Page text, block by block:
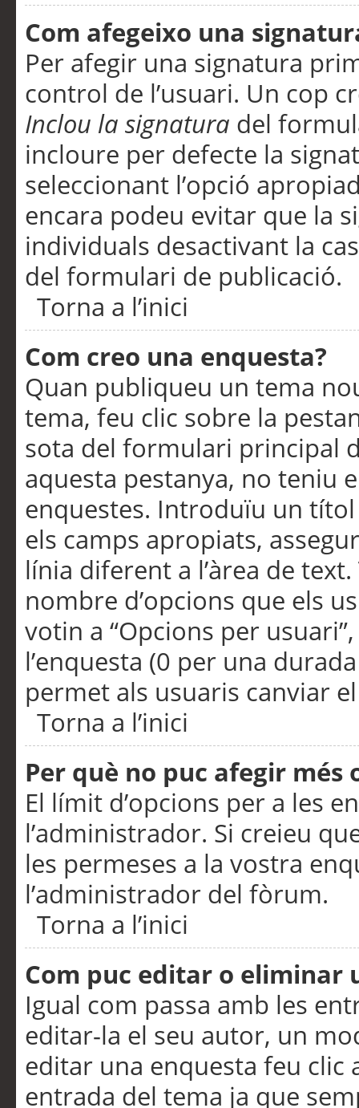
Com afegeixo una
Per afegir una signatura
control de l’usuari. Un cop
Inclou la signatura del
incloure per defecte la
seleccionant l’opció
encara podeu evitar que la
individuals desactivant la
del formulari de publicació.
Torna a l’inici
Com creo una enquesta?
Quan publiqueu un tema
tema, feu clic sobre la
sota del formulari principal
aquesta pestanya, no teniu
enquestes. Introduïu un
els camps apropiats,
línia diferent a l’àrea de
nombre d’opcions que els
votin a “Opcions per
l’enquesta (0 per una
permet als usuaris canviar
Torna a l’inici
Per què no puc afegir més
El límit d’opcions per a les
l’administrador. Si creieu
les permeses a la vostra
l’administrador del fòrum.
Torna a l’inici
Com puc editar o eliminar
Igual com passa amb les
editar-la el seu autor, un
editar una enquesta feu clic
entrada del tema ja que